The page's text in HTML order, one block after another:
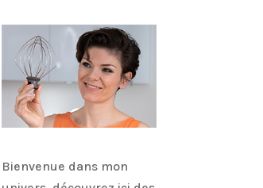
Bienvenue dans mon